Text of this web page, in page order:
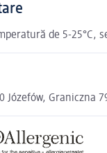
de 5-
Józefów, Graniczna